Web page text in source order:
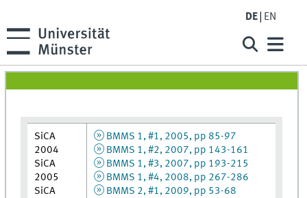
DE EN
SiCA
2004
SiCA
2005
SiCA
BMMS 1, #1, 2005, pp 85-97
BMMS 1, #2, 2007, pp 143-161
BMMS 1, #3, 2007, pp 193-215
BMMS 1, #4, 2008, pp 267-286
BMMS 2, #1, 2009, pp 53-68